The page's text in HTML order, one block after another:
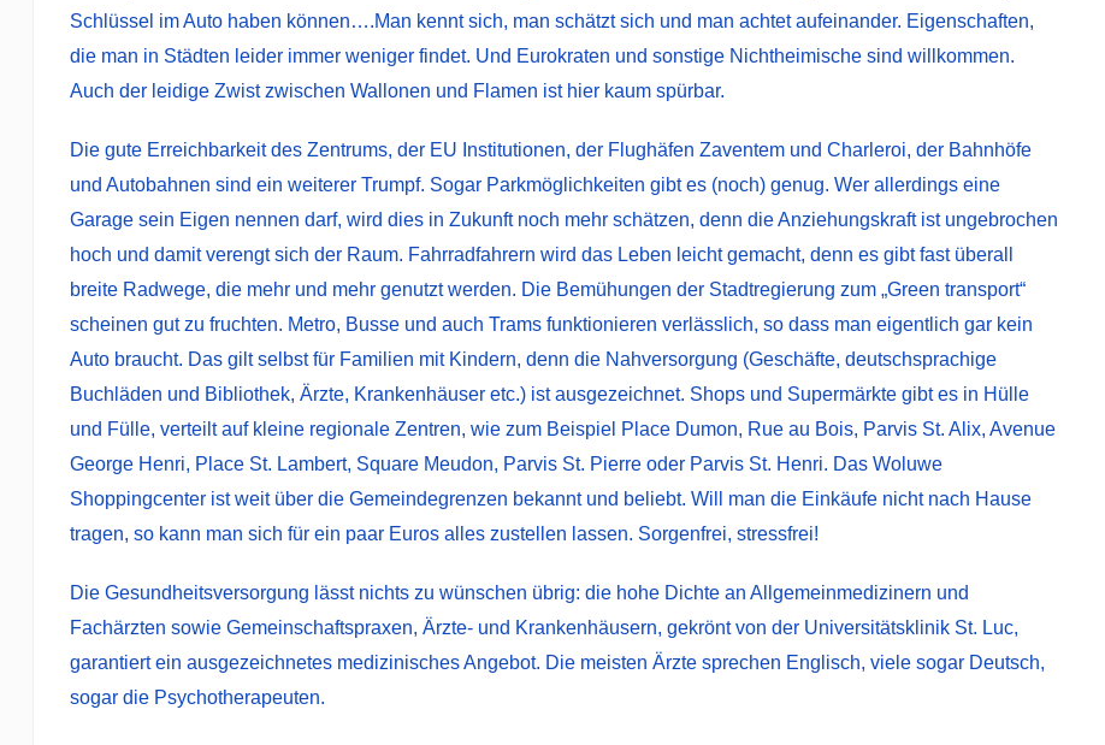
Schlüssel im Auto haben können….Man kennt sich, man schätzt sich und man achtet aufeinander. Eigenschaften,
die man in Städten leider immer weniger findet. Und Eurokraten und sonstige Nichtheimische sind willkommen.
Auch der leidige Zwist zwischen Wallonen und Flamen ist hier kaum spürbar.
Die gute Erreichbarkeit des Zentrums, der EU Institutionen, der Flughäfen Zaventem und Charleroi, der Bahnhöfe
und Autobahnen sind ein weiterer Trumpf. Sogar Parkmöglichkeiten gibt es (noch) genug. Wer allerdings eine
Garage sein Eigen nennen darf, wird dies in Zukunft noch mehr schätzen, denn die Anziehungskraft ist ungebrochen
hoch und damit verengt sich der Raum. Fahrradfahrern wird das Leben leicht gemacht, denn es gibt fast überall
breite Radwege, die mehr und mehr genutzt werden. Die Bemühungen der Stadtregierung zum „Green transport“
scheinen gut zu fruchten. Metro, Busse und auch Trams funktionieren verlässlich, so dass man eigentlich gar kein
Auto braucht. Das gilt selbst für Familien mit Kindern, denn die Nahversorgung (Geschäfte, deutschsprachige
Buchläden und Bibliothek, Ärzte, Krankenhäuser etc.) ist ausgezeichnet. Shops und Supermärkte gibt es in Hülle
und Fülle, verteilt auf kleine regionale Zentren, wie zum Beispiel Place Dumon, Rue au Bois, Parvis St. Alix, Avenue
George Henri, Place St. Lambert, Square Meudon, Parvis St. Pierre oder Parvis St. Henri. Das Woluwe
Shoppingcenter ist weit über die Gemeindegrenzen bekannt und beliebt. Will man die Einkäufe nicht nach Hause
tragen, so kann man sich für ein paar Euros alles zustellen lassen. Sorgenfrei, stressfrei!
Die Gesundheitsversorgung lässt nichts zu wünschen übrig: die hohe Dichte an Allgemeinmedizinern und
Fachärzten sowie Gemeinschaftspraxen, Ärzte- und Krankenhäusern, gekrönt von der Universitätsklinik St. Luc,
garantiert ein ausgezeichnetes medizinisches Angebot. Die meisten Ärzte sprechen Englisch, viele sogar Deutsch,
sogar die Psychotherapeuten.